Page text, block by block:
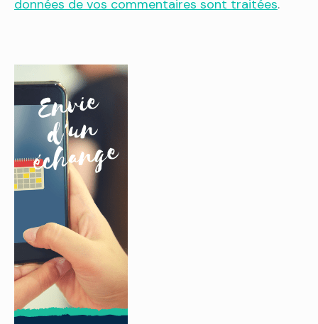
données de vos commentaires sont traitées.